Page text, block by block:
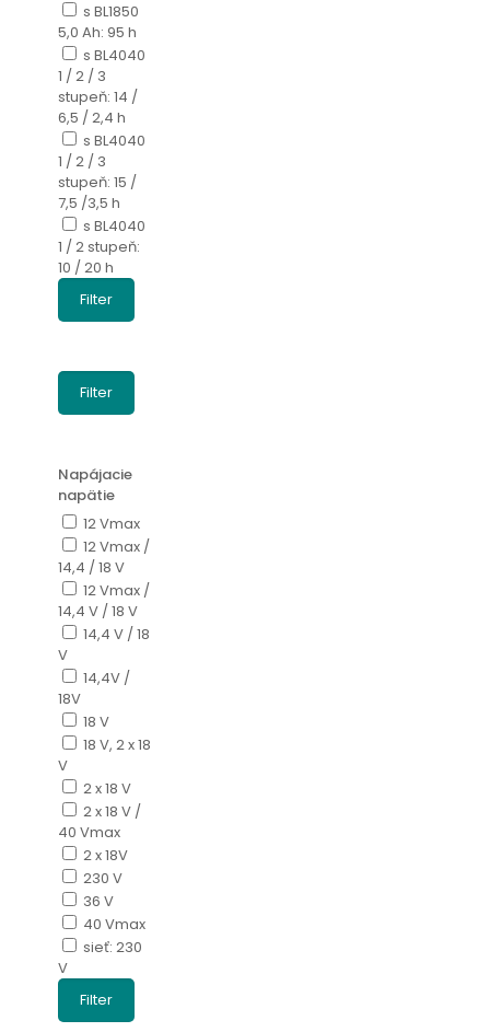
s BL1850
5,0 Ah: 95 h
s BL4040
1 / 2 / 3
stupeň: 14 /
6,5 / 2,4 h
s BL4040
1 / 2 / 3
stupeň: 15 /
7,5 /3,5 h
s BL4040
1 / 2 stupeň:
10 / 20 h
Filter
Filter
Napájacie
napätie
12 Vmax
12 Vmax /
14,4 / 18 V
12 Vmax /
14,4 V / 18 V
14,4 V / 18
V
14,4V /
18V
18 V
18 V, 2 x 18
V
2 x 18 V
2 x 18 V /
40 Vmax
2 x 18V
230 V
36 V
40 Vmax
sieť: 230
V
Filter